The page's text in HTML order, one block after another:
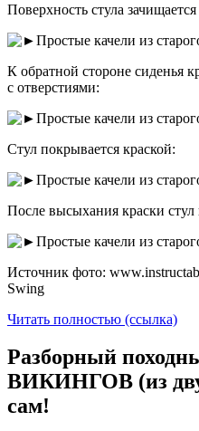
Поверхность стула
К обратной стороне сиденья
с отверстиями:
Стул покрывается краской:
После высыхания краски стул
Источник фото:
Swing
Читать полностью (ссылка)
Разборный
ВИКИНГОВ (из
сам!